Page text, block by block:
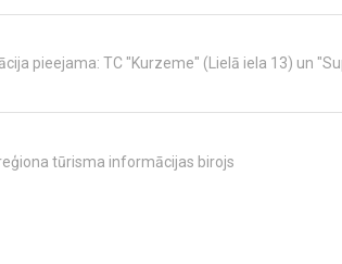
pieejama: TC "Kurzeme" (Lielā iela 13) un
tūrisma informācijas birojs